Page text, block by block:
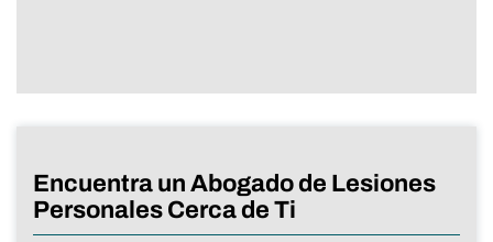
Encuentra un Abogado de Lesiones
Personales Cerca de Ti